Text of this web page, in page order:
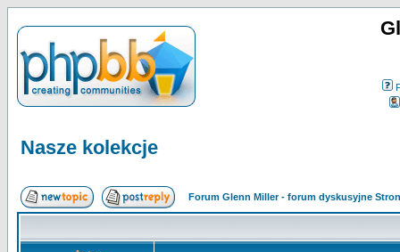
Nasze kolekcje
Forum Glenn Miller - forum dyskusyjne